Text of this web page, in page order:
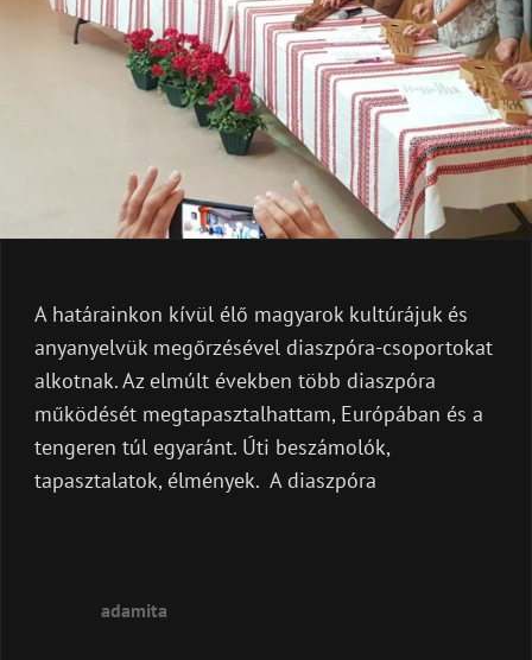
A határainkon kívül élő magyarok kultúrájuk és
anyanyelvük megőrzésével diaszpóra-csoportokat
alkotnak. Az elmúlt években több diaszpóra
működését megtapasztalhattam, Európában és a
tengeren túl egyaránt. Úti beszámolók,
tapasztalatok, élmények. A diaszpóra
DIASZPÓRÁKBAN
adamita